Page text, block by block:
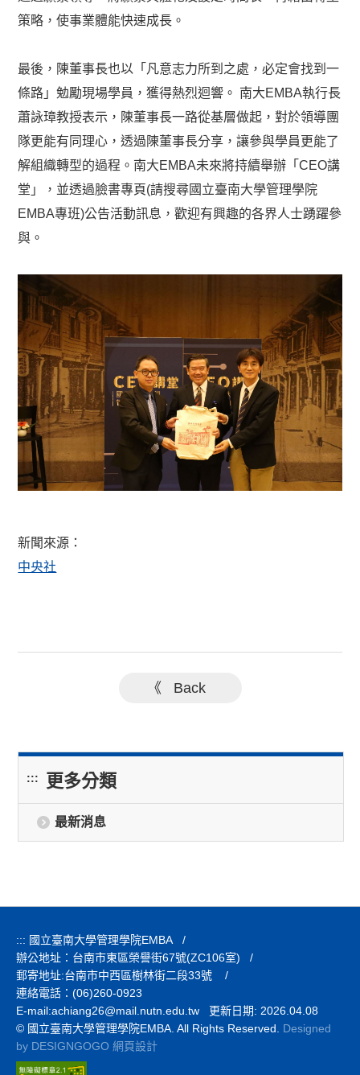
策略，使事業體能快速成長。
最後，陳董事長也以「凡意志力所到之處，必定會找到一
條路」勉勵現場學員，獲得熱烈迴響。 南大EMBA執行長
蕭詠璋教授表示，陳董事長一路從基層做起，對於領導團
隊更能有同理心，透過陳董事長分享，讓參與學員更能了
解組織轉型的過程。南大EMBA未來將持續舉辦「CEO講
堂」，並透過臉書專頁(請搜尋國立臺南大學管理學院
EMBA專班)公告活動訊息，歡迎有興趣的各界人士踴躍參
與。
新聞來源：
中央社
《 Back
::: 更多分類
最新消息
::: 國立臺南大學管理學院EMBA
/
辦公地址：台南市東區榮譽街67號(ZC106室)
/
郵寄地址:台南市中西區樹林街二段33號
/
連絡電話：(06)260-0923
E-mail:achiang26@mail.nutn.edu.tw 更新日期: 2026.04.08
© 國立臺南大學管理學院EMBA. All Rights Reserved. Designed
by DESIGNGOGO 網頁設計